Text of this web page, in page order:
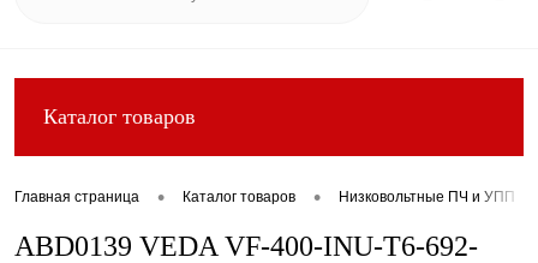
Каталог товаров
Главная страница • Каталог товаров • Низковольтные ПЧ и УПП
ABD0139 VEDA VF-400-INU-T6-692-